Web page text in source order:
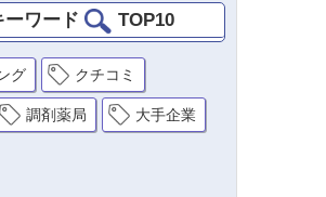
ワード TOP10
グ クチコミ
調剤薬局 大手企業